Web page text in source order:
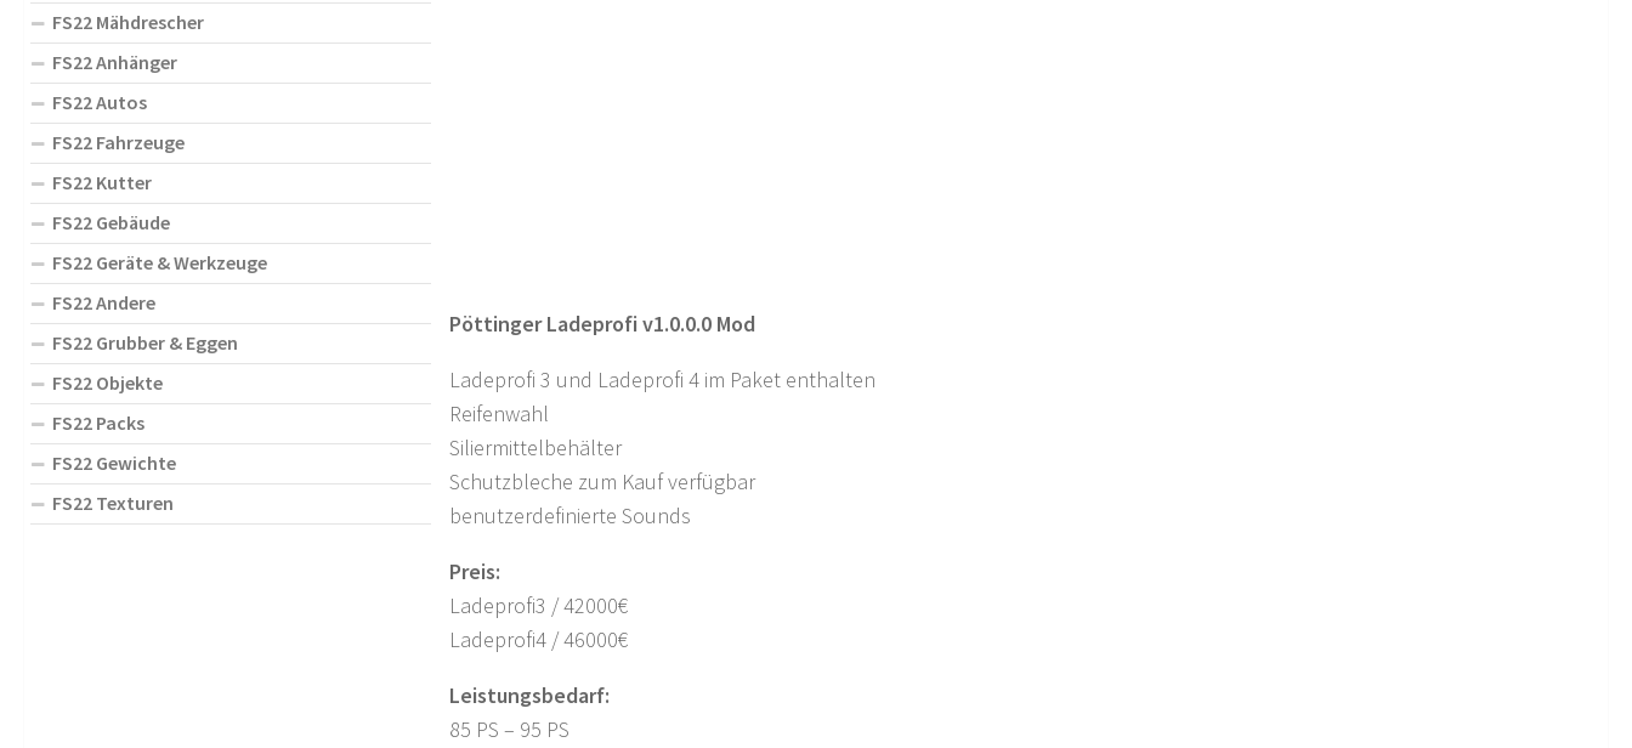
Pöttinger Ladeprofi v1.0.0.0 Mod
Ladeprofi 3 und Ladeprofi 4 im Paket enthalten
Reifenwahl
Siliermittelbehälter
Schutzbleche zum Kauf verfügbar
benutzerdefinierte Sounds
Preis:
Ladeprofi3 / 42000€
Ladeprofi4 / 46000€
Leistungsbedarf:
85 PS – 95 PS
FS22 Mähdrescher
FS22 Anhänger
FS22 Autos
FS22 Fahrzeuge
FS22 Kutter
FS22 Gebäude
FS22 Geräte & Werkzeuge
FS22 Andere
FS22 Grubber & Eggen
FS22 Objekte
FS22 Packs
FS22 Gewichte
FS22 Texturen